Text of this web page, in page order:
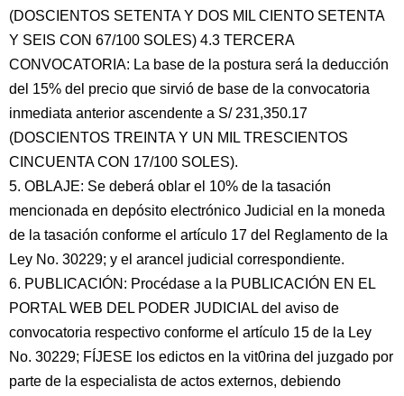
(DOSCIENTOS SETENTA Y DOS MIL CIENTO SETENTA
Y SEIS CON 67/100 SOLES) 4.3 TERCERA
CONVOCATORIA: La base de la postura será la deducción
del 15% del precio que sirvió de base de la convocatoria
inmediata anterior ascendente a S/ 231,350.17
(DOSCIENTOS TREINTA Y UN MIL TRESCIENTOS
CINCUENTA CON 17/100 SOLES).
5. OBLAJE: Se deberá oblar el 10% de la tasación
mencionada en depósito electrónico Judicial en la moneda
de la tasación conforme el artículo 17 del Reglamento de la
Ley No. 30229; y el arancel judicial correspondiente.
6. PUBLICACIÓN: Procédase a la PUBLICACIÓN EN EL
PORTAL WEB DEL PODER JUDICIAL del aviso de
convocatoria respectivo conforme el artículo 15 de la Ley
No. 30229; FÍJESE los edictos en la vit0rina del juzgado por
parte de la especialista de actos externos, debiendo